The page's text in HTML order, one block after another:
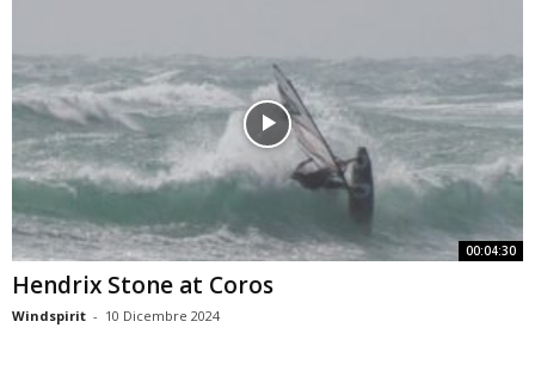
00:04:30
Hendrix Stone at Coros
Windspirit - 10 Dicembre 2024